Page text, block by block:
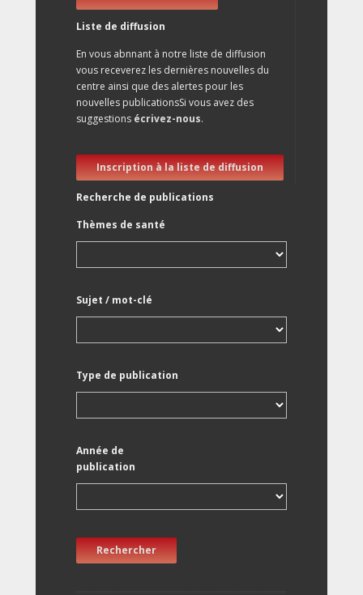
Liste de diffusion
En vous abnnant à notre liste de diffusion
vous receverez les dernières nouvelles du
centre ainsi que des alertes pour les
nouvelles publicationsSi vous avez des
suggestions écrivez-nous.
Inscription à la liste de diffusion
Recherche de publications
Thèmes de santé
Sujet / mot-clé
Type de publication
Année de
publication
Rechercher